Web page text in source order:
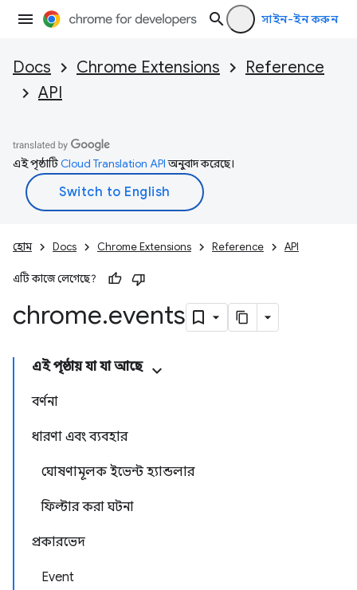
সাইন-ইন করুন
Docs Chrome Extensions
Reference
API
এই পৃষ্ঠাটিCloud Translation APIঅনুবাদ করেছে।
হোম Docs Chrome Extensions Reference API
এটি কাজে লেগেছে?
chrome.events
এই পৃষ্ঠায় যা যা আছে
বর্ণনা
ধারণা এবং ব্যবহার
ঘোষণামূলক ইভেন্ট হ্যান্ডলার
ফিল্টার করা ঘটনা
প্রকারভেদ
Event